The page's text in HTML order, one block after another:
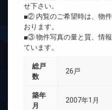
せ下さい。
■② 内覧のご希望時は、物
おります。
■③ 物件写真の量と質、情
ています。
総戸
数
26戸
築年
月
2007年1月